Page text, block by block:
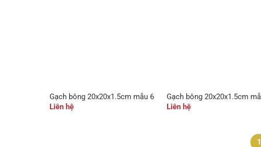
Gạch bông 20x20x1.5cm mẫu 6
Liên hệ
Gạch bông 20x20x1.5cm
Liên hệ
1